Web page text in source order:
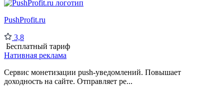
PushProfit.ru
3,8
Бесплатный тариф
Нативная реклама
Сервис монетизации push-уведомлений. Повышает
доходность на сайте. Отправляет ре...